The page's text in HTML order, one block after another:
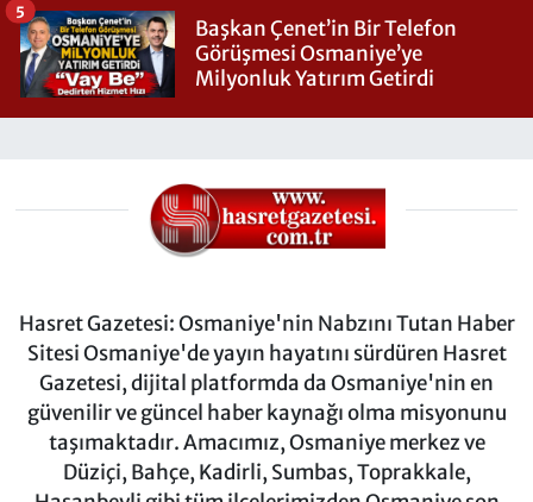
Başkan Çenet’in Bir Telefon
Görüşmesi Osmaniye’ye
Milyonluk Yatırım Getirdi
5
Hasret Gazetesi: Osmaniye'nin Nabzını Tutan Haber
Sitesi Osmaniye'de yayın hayatını sürdüren Hasret
Gazetesi, dijital platformda da Osmaniye'nin en
güvenilir ve güncel haber kaynağı olma misyonunu
taşımaktadır. Amacımız, Osmaniye merkez ve
Düziçi, Bahçe, Kadirli, Sumbas, Toprakkale,